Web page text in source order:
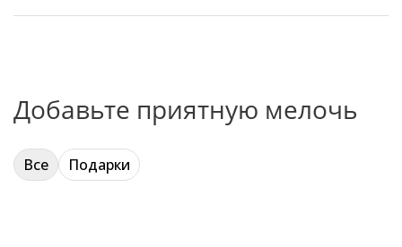
Добавьте приятную мелочь
Все Подарки